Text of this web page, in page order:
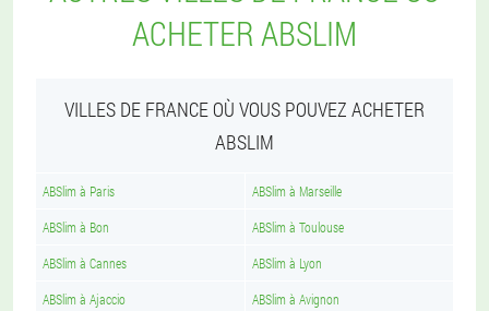
ACHETER ABSLIM
VILLES DE FRANCE OÙ VOUS POUVEZ ACHETER
ABSLIM
ABSlim à Paris ABSlim à Marseille
ABSlim à Bon ABSlim à Toulouse
ABSlim à Cannes ABSlim à Lyon
ABSlim à Ajaccio ABSlim à Avignon